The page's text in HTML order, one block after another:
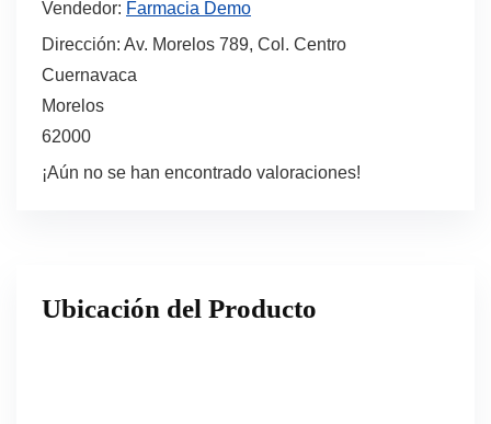
Vendedor: Farmacia Demo
Dirección: Av. Morelos 789, Col. Centro
Cuernavaca
Morelos
62000
¡Aún no se han encontrado valoraciones!
Ubicación del Producto